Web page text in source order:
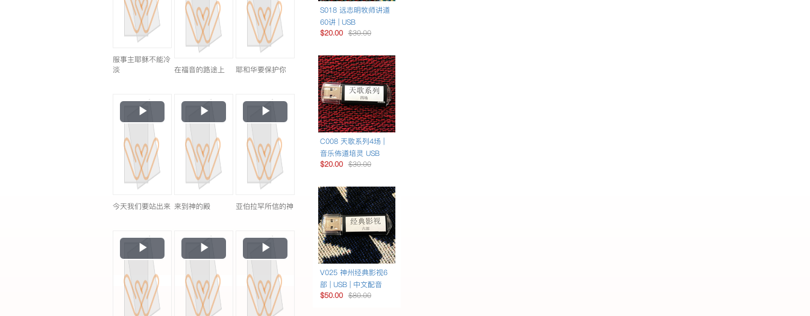
服事主耶稣不能冷
淡
在福音的路途上 耶和华要保护你
Play
Video
今天我们要站出来
Play
Video
来到神的殿
Play
Video
亚伯拉罕所信的神
Play
Video
Play
Video
Play
Video
S018 远志明牧师讲道
60讲 | USB
$20.00 $30.00
C008 天歌系列4场 |
音乐佈道培灵 USB
$20.00 $30.00
V025 神州经典影视6
部 | USB | 中文配音
$50.00 $80.00